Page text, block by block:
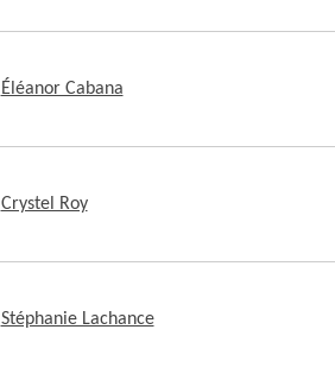
Éléanor Cabana
Crystel Roy
Stéphanie Lachance